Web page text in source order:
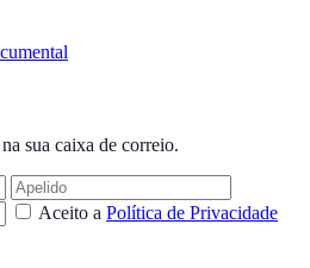
sua caixa de correio.
Aceito a Política de Privacidade